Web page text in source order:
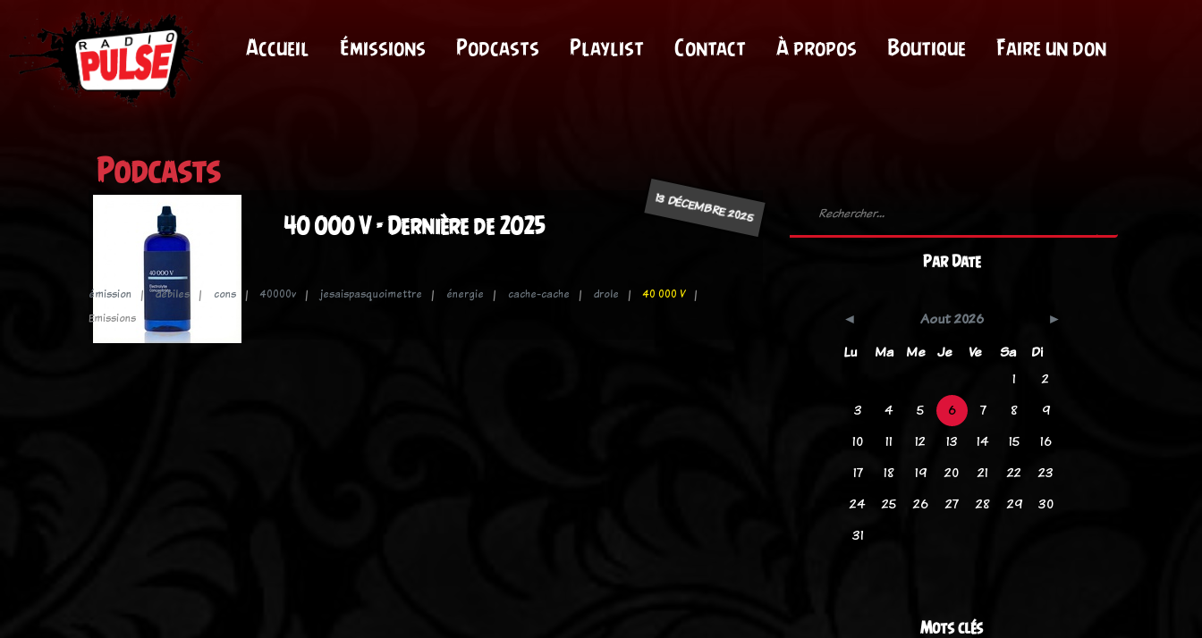
Accueil Émissions Podcasts Playlist Contact À propos Boutique Faire un don
Podcasts
13 DÉCEMBRE 2025
40 000 V - Dernière de 2025
émission débiles cons 40000v jesaispasquoimettre énergie cache-cache drole
40 000 V
Emissions
Par Date
Aout 2026
Lu
Ma Me Je Ve Sa
Di
1
2
3
4 5 6 7 8
9
10
11 12 13 14 15
16
17
18 19 20 21 22
23
24
25 26 27 28 29
30
31
Mots clés